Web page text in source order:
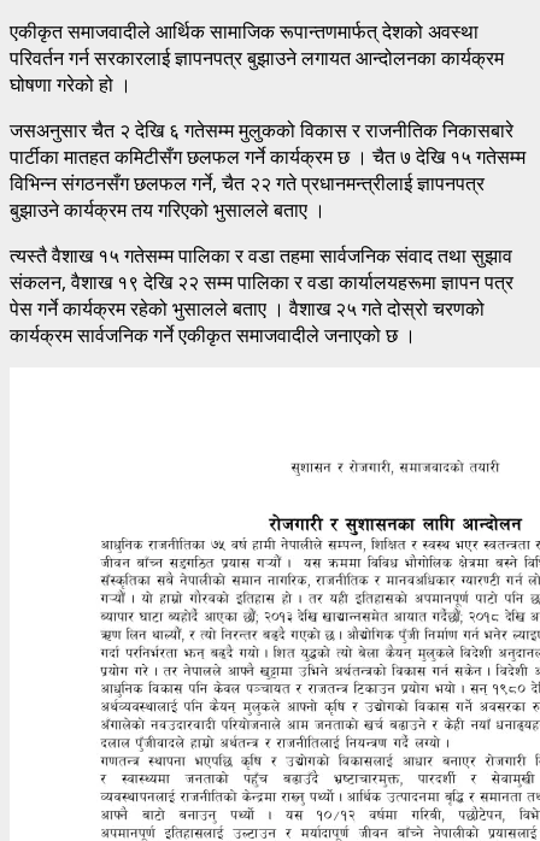
एकीकृत समाजवादीले आर्थिक सामाजिक रूपान्तणमार्फत् देशको अवस्था
परिवर्तन गर्न सरकारलाई ज्ञापनपत्र बुझाउने लगायत आन्दोलनका कार्यक्रम
घोषणा गरेको हो ।
जसअनुसार चैत २ देखि ६ गतेसम्म मुलुकको विकास र राजनीतिक निकासबारे
पार्टीका मातहत कमिटीसँग छलफल गर्ने कार्यक्रम छ । चैत ७ देखि १५ गतेसम्म
विभिन्न संगठनसँग छलफल गर्ने, चैत २२ गते प्रधानमन्त्रीलाई ज्ञापनपत्र
बुझाउने कार्यक्रम तय गरिएको भुसालले बताए ।
त्यस्तै वैशाख १५ गतेसम्म पालिका र वडा तहमा सार्वजनिक संवाद तथा सुझाव
संकलन, वैशाख १९ देखि २२ सम्म पालिका र वडा कार्यालयहरूमा ज्ञापन पत्र
पेस गर्ने कार्यक्रम रहेको भुसालले बताए । वैशाख २५ गते दोस्रो चरणको
कार्यक्रम सार्वजनिक गर्ने एकीकृत समाजवादीले जनाएको छ ।